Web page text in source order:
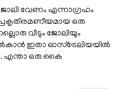
വേണം എന്നാഗ്രഹം
ഒരു
വീടും ജോലിയും
ഇതാ ഓസ്ട്രേലിയയില്‍
എന്താ ഒരു കൈ